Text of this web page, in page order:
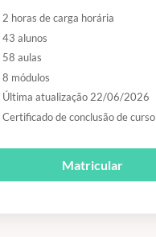
2 horas de carga horária
43 alunos
58 aulas
8 módulos
Última atualização 22/06/2026
Certificado de conclusão de curso
Matricular